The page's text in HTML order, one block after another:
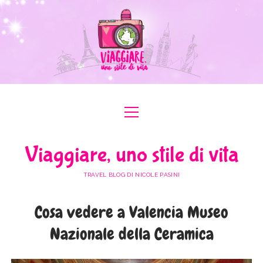
ABOUT ME
MEDIA KIT
menu
BOLOGNA
FORLÌ-CESENA
MODENA
apri
menu
LAZIO
LOMBARDIA
AUSTRIA
BULGARIA
AFRICA apri
EGITTO
ASIA apri
apri
menu
Viaggiare, uno stile di vita
TRAVEL BLOG DI NICOLE PASINI
Cosa vedere a Valencia Museo
Nazionale della Ceramica